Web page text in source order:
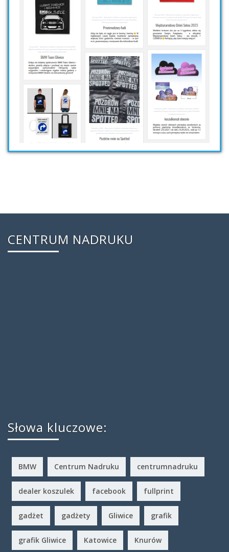
CENTRUM NADRUKU
Słowa kluczowe:
BMW Centrum Nadruku centrumnadruku
dealer koszulek facebook fullprint
gadżet gadżety Gliwice grafik
grafik Gliwice Katowice Knurów